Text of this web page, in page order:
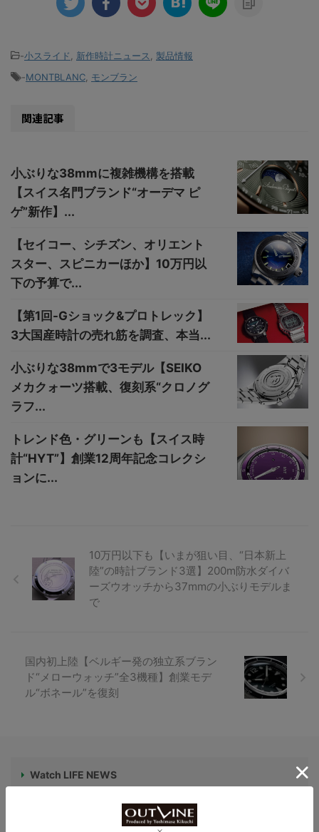
-小スライド 新作時計ニュース
製品情報
-MONTBLANC モンブラン
関連記事
小ぶりな38mmに複雑機構を搭載
【スイス名門ブランド“オーデマ ピ
ゲ”新作】...
【セイコー、シチズン、オリエント
スター、スピニカーほか】10万円以
下の予算で...
【第1回-Gショック&プロトレック】
3大国産時計の売れ筋を調査、本当...
小ぶりな38mmで3モデル【SEIKO
メカクォーツ搭載、復刻系“クロノグ
ラフ...
トレンド色・グリーンも【スイス時
計“HYT”】創業12周年記念コレクシ
ョンに...
10万円以下も【いまが狙い目、“日本新上
陸”の時計ブランド3選】200m防水ダイバ
ーズウオッチから37mmの小ぶりモデルま
で
国内初上陸【ベルギー発の独立系ブラン
ド“メローウォッチ”全3機種】創業モデ
ル“ボネール”を復刻
Watch LIFE NEWS